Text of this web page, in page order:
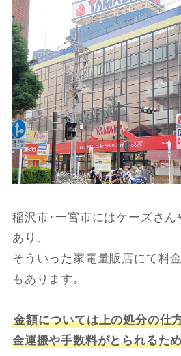
稲沢市･一宮市にはケーズさ
あり、
そういった家電量販店にて料
もあります。
金額については上の処分の仕
金運搬や手数料がとられるた